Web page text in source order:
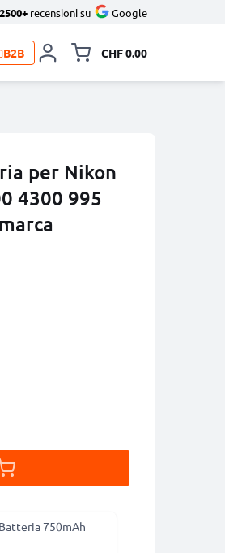
2500+ recensioni su Google
B2B CHF 0.00
per Nikon
4300 995
750mAh